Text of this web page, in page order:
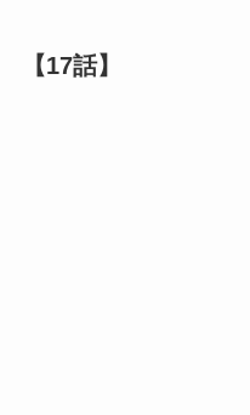
【17話】